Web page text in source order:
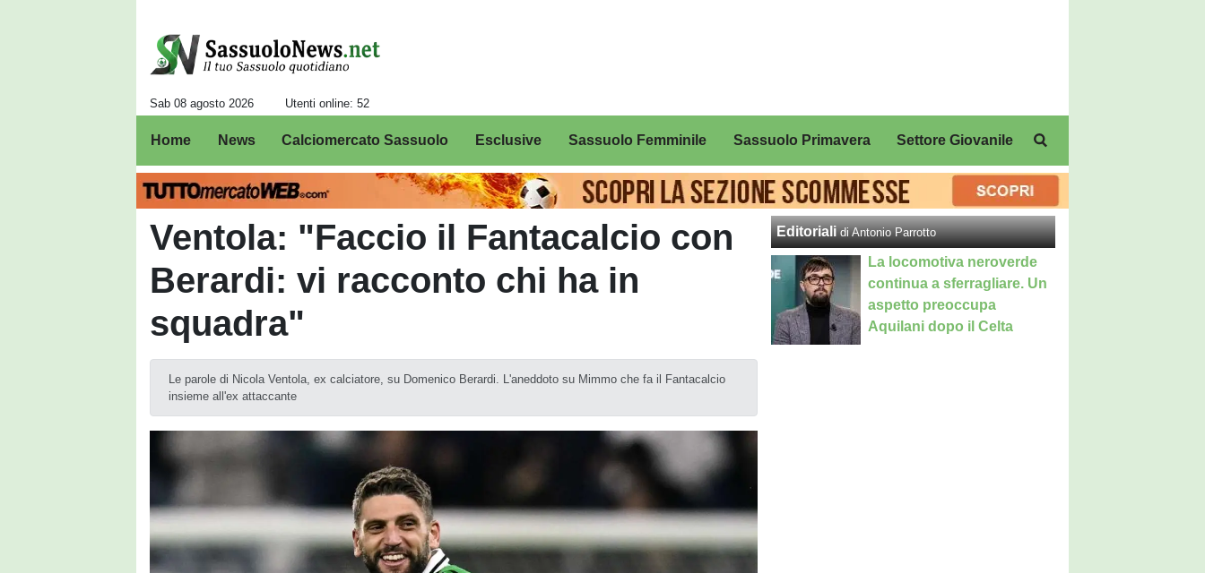
Sab 08 agosto 2026 Utenti online: 52
Home News Calciomercato Sassuolo Esclusive Sassuolo Femminile Sassuolo Primavera Settore Giovanile
Ventola: "Faccio il Fantacalcio con
Berardi: vi racconto chi ha in
squadra"
Le parole di Nicola Ventola, ex calciatore, su Domenico Berardi. L'aneddoto su Mimmo che fa il Fantacalcio
insieme all'ex attaccante
Editoriali di Antonio Parrotto
La locomotiva neroverde
continua a sferragliare. Un
aspetto preoccupa
Aquilani dopo il Celta